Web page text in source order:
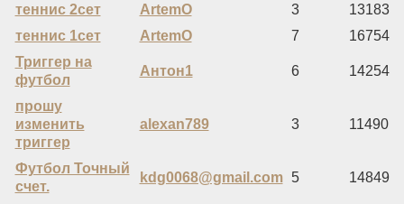
теннис 2сет ArtemO 3
13183
теннис 1сет
ArtemO 7
16754
Триггер на
футбол
Антон1 6 14254
прошу
изменить
триггер
alexan789 3 11490
Футбол Точный
счет.
kdg0068@gmail.com 5 14849